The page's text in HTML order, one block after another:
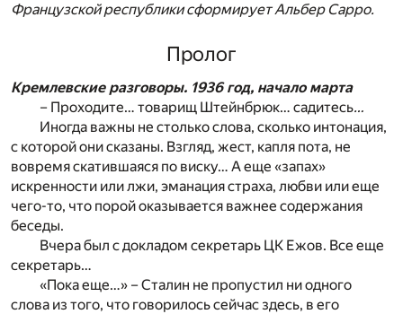
Французской республики сформирует Альбер Сарро.
Пролог
Кремлевские разговоры. 1936 год, начало марта
– Проходите… товарищ Штейнбрюк… садитесь…
Иногда важны не столько слова, сколько интонация,
с которой они сказаны. Взгляд, жест, капля пота, не
вовремя скатившаяся по виску… А еще «запах»
искренности или лжи, эманация страха, любви или еще
чего-то, что порой оказывается важнее содержания
беседы.
Вчера был с докладом секретарь ЦК Ежов. Все еще
секретарь…
«Пока еще…» – Сталин не пропустил ни одного
слова из того, что говорилось сейчас здесь, в его